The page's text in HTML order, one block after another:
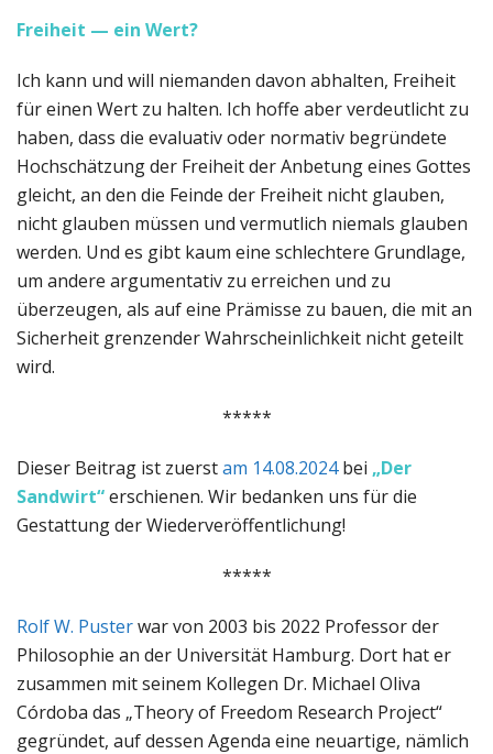
Freiheit — ein Wert?
Ich kann und will niemanden davon abhalten, Freiheit
für einen Wert zu halten. Ich hoffe aber verdeutlicht zu
haben, dass die evaluativ oder normativ begründete
Hochschätzung der Freiheit der Anbetung eines Gottes
gleicht, an den die Feinde der Freiheit nicht glauben,
nicht glauben müssen und vermutlich niemals glauben
werden. Und es gibt kaum eine schlechtere Grundlage,
um andere argumentativ zu erreichen und zu
überzeugen, als auf eine Prämisse zu bauen, die mit an
Sicherheit grenzender Wahrscheinlichkeit nicht geteilt
wird.
*****
Dieser Beitrag ist zuerstam 14.08.2024bei „Der
Sandwirt“erschienen. Wir bedanken uns für die
Gestattung der Wiederveröffentlichung!
*****
Rolf W. Pusterwar von 2003 bis 2022 Professor der
Philosophie an der Universität Hamburg. Dort hat er
zusammen mit seinem Kollegen Dr. Michael Oliva
Córdoba das „Theory of Freedom Research Project“
gegründet, auf dessen Agenda eine neuartige, nämlich